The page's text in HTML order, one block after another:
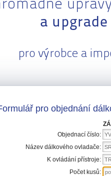
pro objednání
Objednací číslo:
Název dálkového ovladače:
K ovládání přístroje:
Počet kusů: